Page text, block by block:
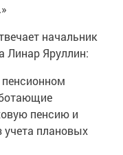
начальник
Линар Яруллин:
пенсию и
учета плановых